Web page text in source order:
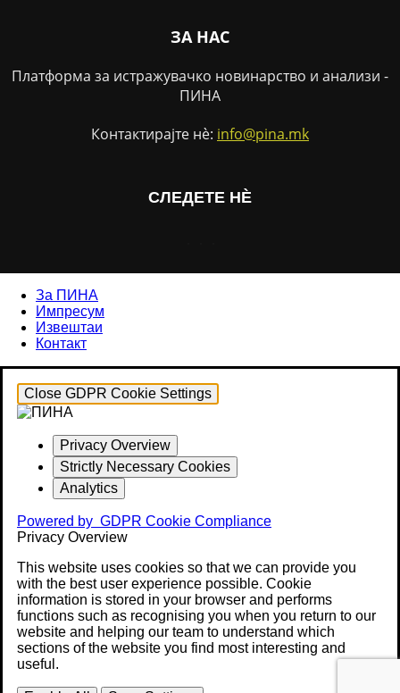
ЗА НАС
Платформа за истражувачко новинарство и анализи -
ПИНА
Контактирајте нѐ: info@pina.mk
СЛЕДЕТЕ НЀ
За ПИНА
Импресум
Извештаи
Контакт
Close GDPR Cookie Settings
Privacy Overview
Strictly Necessary Cookies
Analytics
Powered by GDPR Cookie Compliance
Privacy Overview
This website uses cookies so that we can provide you
with the best user experience possible. Cookie
information is stored in your browser and performs
functions such as recognising you when you return to our
website and helping our team to understand which
sections of the website you find most interesting and
useful.